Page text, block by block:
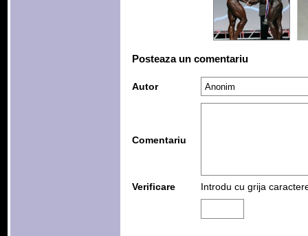
Posteaza un comentariu
Autor
Comentariu
Verificare Introdu cu grija